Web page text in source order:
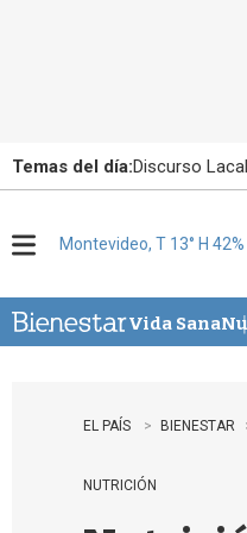
Temas del día:Discurso
u
Montevideo, T 13° H 42%
Vida Sana
EL PAÍS BIENESTAR
NUTRICIÓN